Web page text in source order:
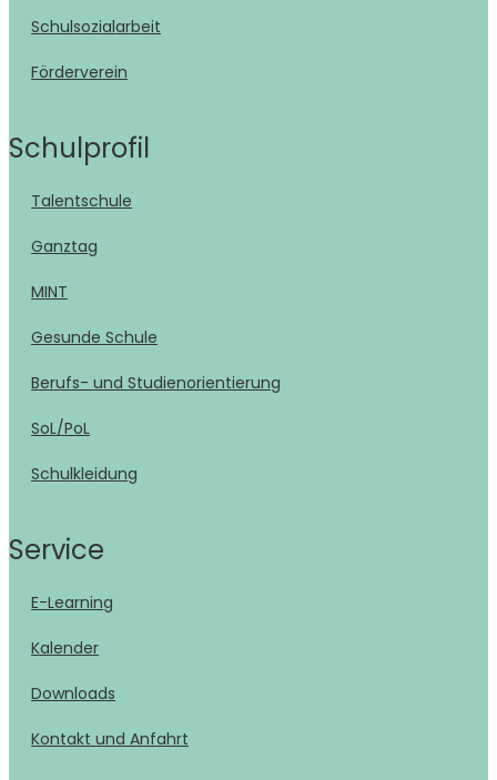
Schulsozialarbeit
Förderverein
Schulprofil
Talentschule
Ganztag
MINT
Gesunde Schule
Berufs- und Studienorientierung
SoL/PoL
Schulkleidung
Service
E-Learning
Kalender
Downloads
Kontakt und Anfahrt